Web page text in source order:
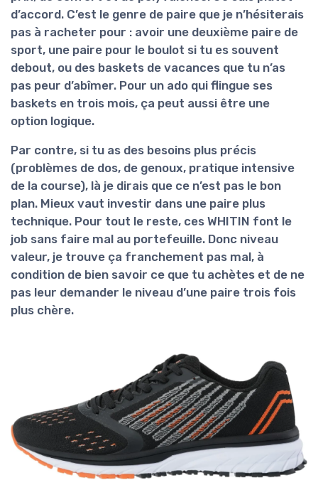
d’accord. C’est le genre de paire que je n’hésiterais
pas à racheter pour : avoir une deuxième paire de
sport, une paire pour le boulot si tu es souvent
debout, ou des baskets de vacances que tu n’as
pas peur d’abîmer. Pour un ado qui flingue ses
baskets en trois mois, ça peut aussi être une
option logique.
Par contre, si tu as des besoins plus précis
(problèmes de dos, de genoux, pratique intensive
de la course), là je dirais que ce n’est pas le bon
plan. Mieux vaut investir dans une paire plus
technique. Pour tout le reste, ces WHITIN font le
job sans faire mal au portefeuille. Donc niveau
valeur, je trouve ça franchement pas mal, à
condition de bien savoir ce que tu achètes et de ne
pas leur demander le niveau d’une paire trois fois
plus chère.